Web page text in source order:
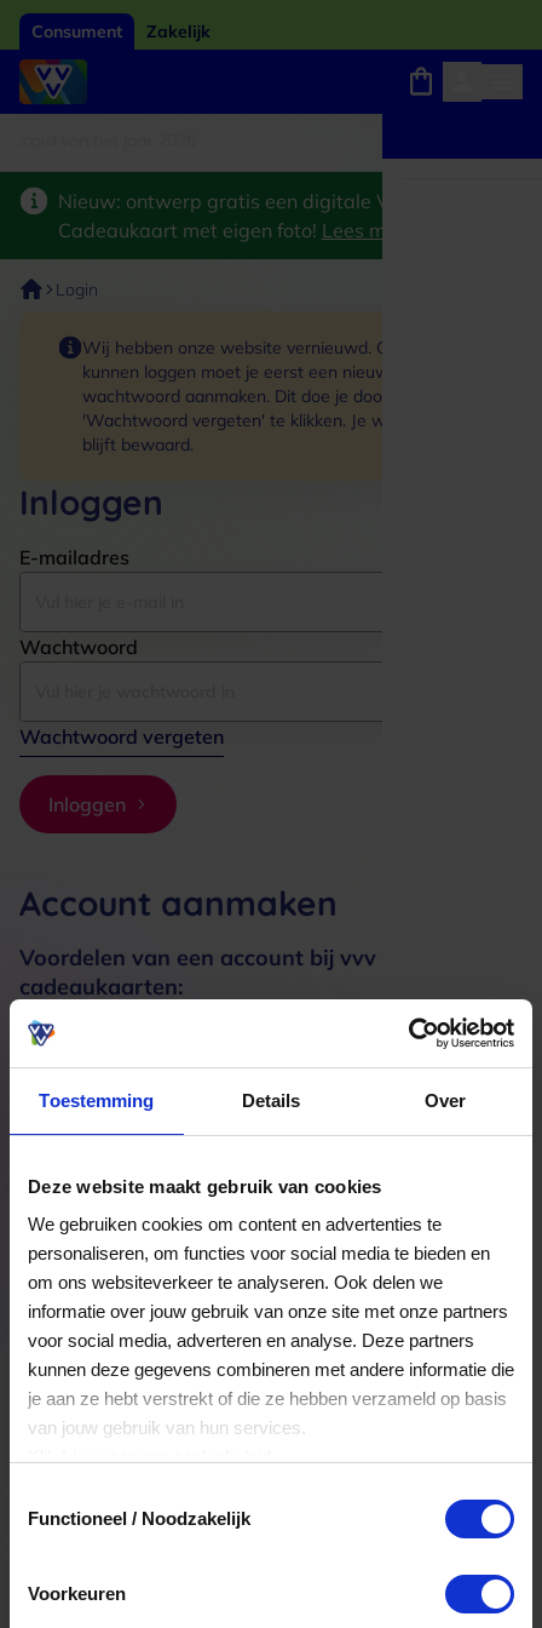
Toestemming Details Over
Deze website maakt gebruik van cookies
We gebruiken cookies om content en advertenties te
personaliseren, om functies voor social media te bieden en
om ons websiteverkeer te analyseren. Ook delen we
informatie over jouw gebruik van onze site met onze partners
voor social media, adverteren en analyse. Deze partners
kunnen deze gegevens combineren met andere informatie die
je aan ze hebt verstrekt of die ze hebben verzameld op basis
van jouw gebruik van hun services.
Functioneel / Noodzakelijk
Voorkeuren
Consument Zakelijk
Nieuw: ontwerp gratis een digitale VVV
Cadeaukaart met eigen foto! Lees meer
Login
Wij hebben onze website vernieuwd. Om in te
kunnen loggen moet je eerst een nieuw
wachtwoord aanmaken. Dit doe je door op de link
'Wachtwoord vergeten' te klikken. Je winkelmand
blijft bewaard.
Inloggen
E-mailadres
Wachtwoord
Wachtwoord vergeten
Inloggen
Account aanmaken
Voordelen van een account bij vvv
cadeaukaarten:
Meerdere adressen registreren
Een bestelling volgen
Nog veel meer...
Maak account aan